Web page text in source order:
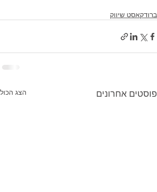
ברודקאסט שיווק
פוסטים אחרונים הצג הכול